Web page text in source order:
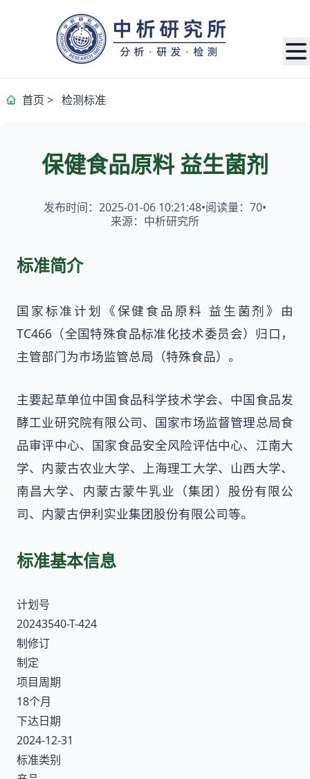
首页 > 检测标准
保健食品原料 益生菌剂
发布时间：2025-01-06 10:21:48•阅读量： 70•
来源：中析研究所
标准简介
国家标准计划《保健食品原料 益生菌剂》由
TC466（全国特殊食品标准化技术委员会）归口，
主管部门为市场监管总局（特殊食品）。
主要起草单位中国食品科学技术学会、中国食品发
酵工业研究院有限公司、国家市场监督管理总局食
品审评中心、国家食品安全风险评估中心、江南大
学、内蒙古农业大学、上海理工大学、山西大学、
南昌大学、内蒙古蒙牛乳业（集团）股份有限公
司、内蒙古伊利实业集团股份有限公司等。
标准基本信息
计划号
20243540-T-424
制修订
制定
项目周期
18个月
下达日期
2024-12-31
标准类别